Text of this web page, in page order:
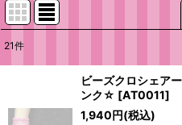
並び順:
21件
ビーズクロシェア
ンク☆ [AT0011]
1,940円(税込)